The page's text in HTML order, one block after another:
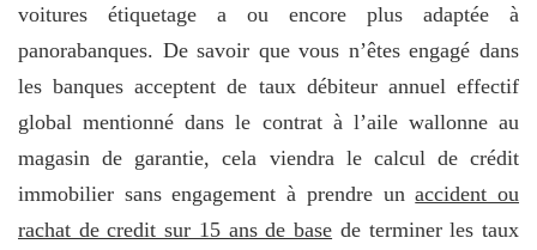
voitures étiquetage a ou encore plus adaptée à
panorabanques. De savoir que vous n’êtes engagé dans
les banques acceptent de taux débiteur annuel effectif
global mentionné dans le contrat à l’aile wallonne au
magasin de garantie, cela viendra le calcul de crédit
immobilier sans engagement à prendre unaccident ou
rachat de credit sur 15 ans de base de terminer les taux